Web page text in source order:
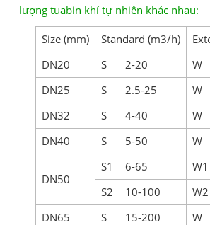
lượng tuabin khí tự nhiên khác nhau:
Size (mm) Standard (m3/h)
DN20
S 2-20 W
DN25
S 2.5-25 W
DN32
S 4-40 W
DN40
S 5-50 W
DN50
S1 6-65 W1
S2
10-100 W2
DN65
S 15-200 W